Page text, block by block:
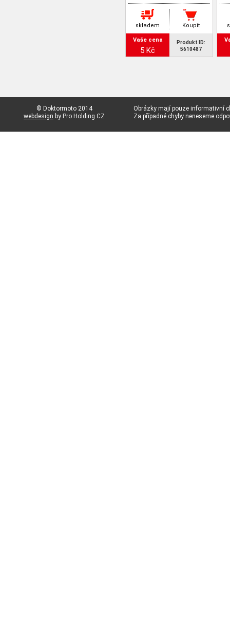
skladem Koupit
Vaše cena
5 Kč
Produkt ID:
5610487
© Doktormoto 2014
webdesign by Pro Holding CZ
Obrázky mají pouze informativní
Za případné chyby neneseme